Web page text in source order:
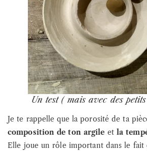
Un test ( mais avec des
Je te rappelle que la porosité de ta
composition de ton argile et la
Elle joue un rôle important dans le fait